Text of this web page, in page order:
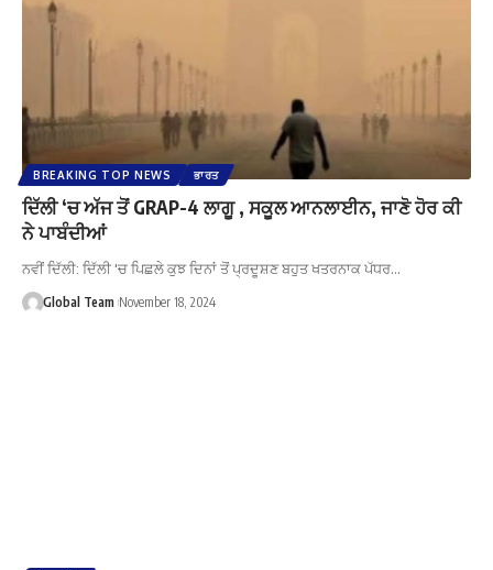
BREAKING TOP NEWS ਭਾਰਤ
ਦਿੱਲੀ ‘ਚ ਅੱਜ ਤੋਂ GRAP-4 ਲਾਗੂ , ਸਕੂਲ ਆਨਲਾਈਨ, ਜਾਣੋ ਹੋਰ ਕੀ
ਨੇ ਪਾਬੰਦੀਆਂ
ਨਵੀਂ ਦਿੱਲੀ: ਦਿੱਲੀ 'ਚ ਪਿਛਲੇ ਕੁਝ ਦਿਨਾਂ ਤੋਂ ਪ੍ਰਦੂਸ਼ਣ ਬਹੁਤ ਖਤਰਨਾਕ ਪੱਧਰ…
Global Team November 18, 2024